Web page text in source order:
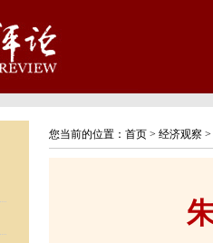
您当前的位置： 首页 > 经济观察 >